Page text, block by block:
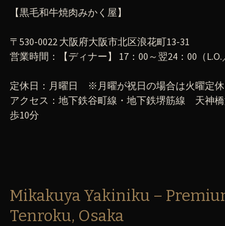
【黒毛和牛焼肉みかく屋】
〒530-0022 大阪府大阪市北区浪花町13-31
営業時間：【ディナー】 17：00～翌24：00（L.O.
定休日：月曜日 ※月曜が祝日の場合は火曜定休
アクセス：地下鉄谷町線・地下鉄堺筋線 天神
歩10分
Mikakuya Yakiniku –
Tenroku, Osaka